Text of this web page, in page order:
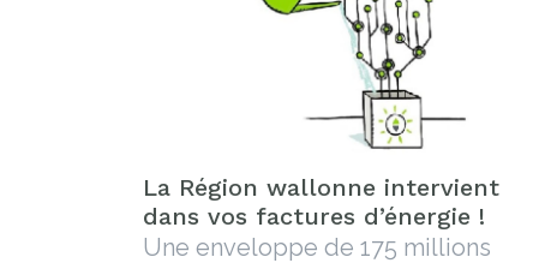
La Région wallonne intervient
dans vos factures d’énergie !
Une enveloppe de 175 millions